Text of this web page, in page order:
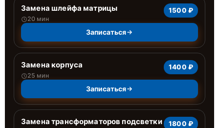
Замена шлейфа матрицы
20 мин
1500 ₽
Записаться
Замена корпуса
25 мин
1400 ₽
Записаться
Замена трансформаторов подсветки 1800 ₽